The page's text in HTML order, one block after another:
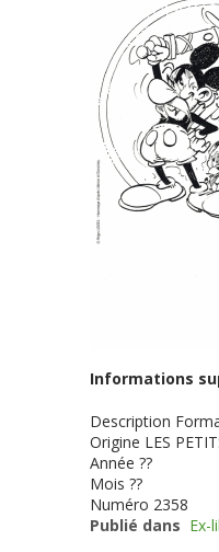
Informations
Description
Origine LES
Année ??
Mois ??
Numéro 2358
Publié dans Ex-